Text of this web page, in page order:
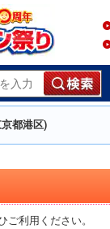
都港区)
利用ください。